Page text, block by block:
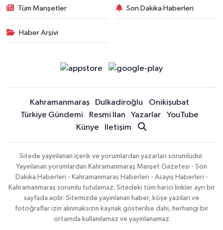
Tüm Manşetler Son Dakika Haberleri
Haber Arşivi
Kahramanmaraş Dulkadiroğlu
Onikişubat
Türkiye Gündemi
Resmi İlan Yazarlar
YouTube
Künye
İletişim
Sitede yayınlanan içerik ve yorumlardan yazarları sorumludur.
Yayınlanan yorumlardan Kahramanmaraş Manşet Gazetesi - Son
Dakika Haberleri - Kahramanmaraş Haberleri - Asayiş Haberleri -
Kahramanmaraş sorumlu tutulamaz. Sitedeki tüm harici linkler ayrı bir
sayfada açılır. Sitemizde yayınlanan haber, köşe yazıları ve
fotoğraflar izin alınmaksızın kaynak gösterilse dahi, herhangi bir
ortamda kullanılamaz ve yayınlanamaz